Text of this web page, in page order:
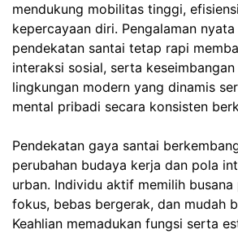
mendukung mobilitas tinggi,
kepercayaan diri. Pengalaman
pendekatan santai tetap rapi
interaksi sosial, serta
lingkungan modern yang dinamis
mental pribadi secara konsisten
Pendekatan gaya santai
perubahan budaya kerja dan pola
urban. Individu aktif memilih
fokus, bebas bergerak, dan mudah
Keahlian memadukan fungsi serta